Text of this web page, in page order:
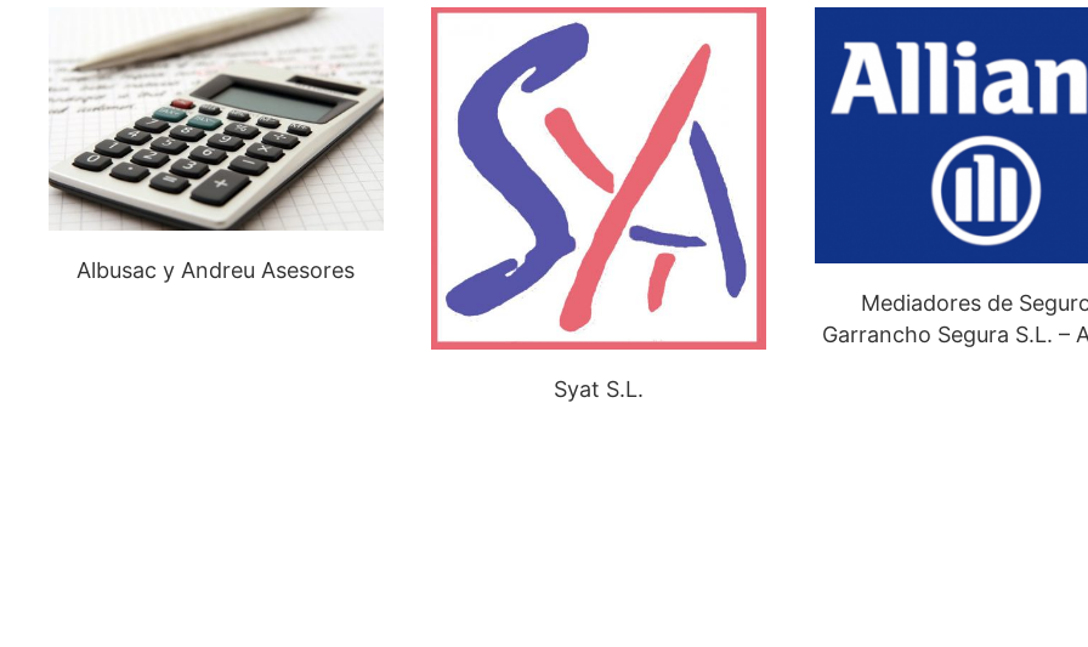
Albusac y Andreu Asesores
Syat S.L.
Mediadores de
Garrancho Segura S.L. –